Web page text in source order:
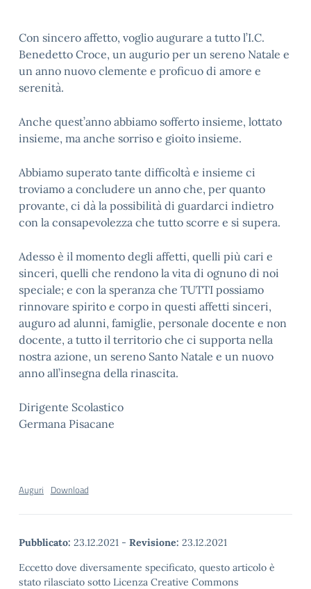
Con sincero affetto, voglio augurare a tutto l’I.C.
Benedetto Croce, un augurio per un sereno Natale e
un anno nuovo clemente e proficuo di amore e
serenità.
Anche quest’anno abbiamo sofferto insieme, lottato
insieme, ma anche sorriso e gioito insieme.
Abbiamo superato tante difficoltà e insieme ci
troviamo a concludere un anno che, per quanto
provante, ci dà la possibilità di guardarci indietro
con la consapevolezza che tutto scorre e si supera.
Adesso è il momento degli affetti, quelli più cari e
sinceri, quelli che rendono la vita di ognuno di noi
speciale; e con la speranza che TUTTI possiamo
rinnovare spirito e corpo in questi affetti sinceri,
auguro ad alunni, famiglie, personale docente e non
docente, a tutto il territorio che ci supporta nella
nostra azione, un sereno Santo Natale e un nuovo
anno all’insegna della rinascita.
Dirigente Scolastico
Germana Pisacane
Auguri Download
Pubblicato: 23.12.2021 - Revisione: 23.12.2021
Eccetto dove diversamente specificato, questo articolo è
stato rilasciato sotto Licenza Creative Commons